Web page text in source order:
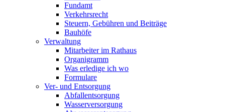
Fundamt
Verkehrsrecht
Steuern, Gebühren und Beiträge
Bauhöfe
Verwaltung
Mitarbeiter im Rathaus
Organigramm
Was erledige ich wo
Formulare
Ver- und Entsorgung
Abfallentsorgung
Wasserversorgung